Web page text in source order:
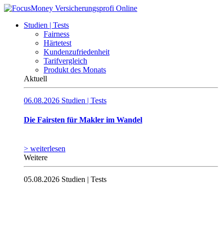
Studien | Tests
Fairness
Härtetest
Kundenzufriedenheit
Tarifvergleich
Produkt des Monats
Aktuell
06.08.2026 Studien | Tests
Die Fairsten für Makler im Wandel
> weiterlesen
Weitere
05.08.2026 Studien | Tests